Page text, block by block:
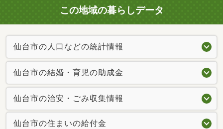
この地域の暮らしデータ
仙台市の人口などの統計情報
仙台市の結婚・育児の助成金
仙台市の治安・ごみ収集情報
仙台市の住まいの給付金